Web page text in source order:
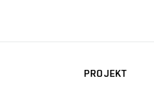
PROJEKT